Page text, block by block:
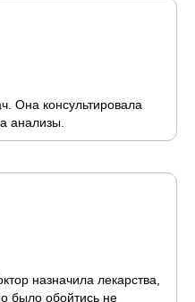
Она консультировала
анализы.
назначила лекарства,
было обойтись не